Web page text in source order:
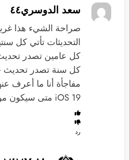
‏سعد الدوسري٤٤
‏صراحة الشيء هذا
كل سنة تصدر تحديث
مفاجأة أنا ما أعرف
iOS 19 متى سيكون موعد نزوله
رد